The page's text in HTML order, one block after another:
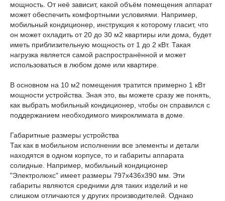
мощность. От неё зависит, какой объём помещения аппарат
может обеспечить комфортными условиями. Например,
мобильный кондиционер, инструкция к которому гласит, что
он может охладить от 20 до 30 м2 квартиры или дома, будет
иметь приблизительную мощность от 1 до 2 кВт. Такая
нагрузка является самой распространённой и может
использоваться в любом доме или квартире.
В основном на 10 м2 помещения тратится примерно 1 кВт
мощности устройства. Зная это, вы можете сразу же понять,
как выбрать мобильный кондиционер, чтобы он справился с
поддержанием необходимого микроклимата в доме.
Габаритные размеры устройства
Так как в мобильном исполнении все элементы и детали
находятся в одном корпусе, то и габариты аппарата
солидные. Например, мобильный кондиционер
"Электролюкс" имеет размеры 797x436x390 мм. Эти
габариты являются средними для таких изделий и не
слишком отличаются у других производителей. Однако